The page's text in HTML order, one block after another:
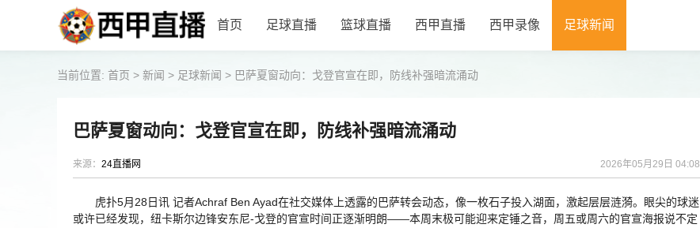
首页 足球直播 篮球直播 西甲直播 西甲录像 足球新闻
当前位置: 首页 > 新闻 > 足球新闻 > 巴萨夏窗动向：戈登官宣在即，防线补强暗流涌动
巴萨夏窗动向：戈登官宣在即，防线补强暗流涌动
来源： 24直播网 2026年05月29日 04:08
虎扑5月28日讯 记者Achraf Ben Ayad在社交媒体上透露的巴萨转会动态，像一枚石子投入湖面，激起层层涟漪。眼尖的球迷
或许已经发现，纽卡斯尔边锋安东尼-戈登的官宣时间正逐渐明朗——本周末极可能迎来定锤之音，周五或周六的官宣海报说不定